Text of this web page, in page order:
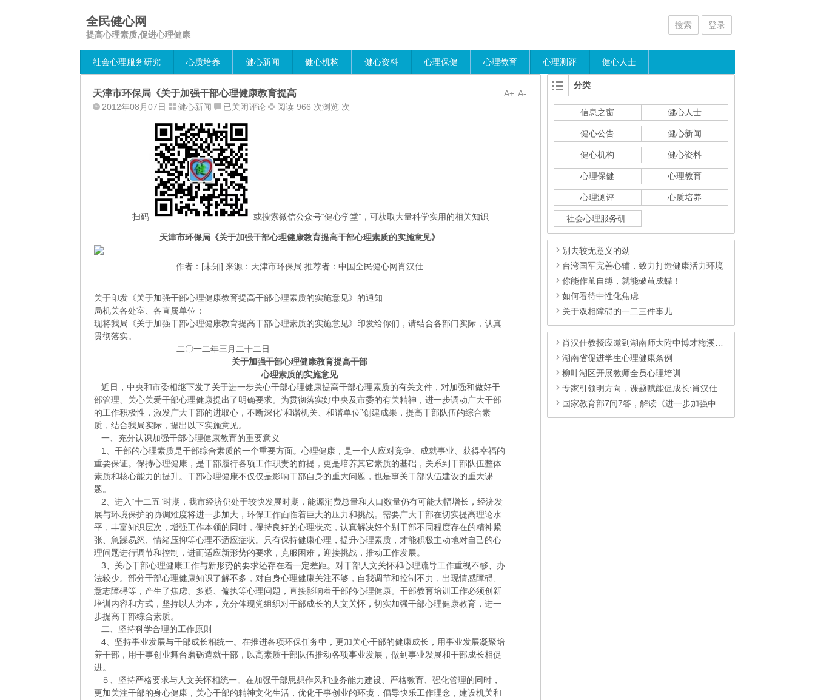
全民健心网
提高心理素质,促进心理健康
搜索 登录
社会心理服务研究 心质培养 健心新闻 健心机构 健心资料 心理保健 心理教育 心理测评 健心人士
A-
A+
天津市环保局《关于加强干部心理健康教育提高
2012年08月07日 健心新闻
天
市
环
保
局
《关
于
加
干
心
健
教
提
已关闭评论 阅读 966 次浏览 次
扫码 或搜索微信公众号“健心学堂”，可获取大量科学实用的相关知识
天津市环保局《关于加强干部心理健康教育提高干部心理素质的实施意见》
作者：[未知] 来源：天津市环保局 推荐者：中国全民健心网肖汉仕
关于印发《关于加强干部心理健康教育提高干部心理素质的实施意见》的通知
局机关各处室、各直属单位：
现将我局《关于加强干部心理健康教育提高干部心理素质的实施意见》印发给你们，请结合各部门实际，认真
贯彻落实。
二〇一二年三月二十二日
关于加强干部心理健康教育提高干部
心理素质的实施意见
近日，中央和市委相继下发了关于进一步关心干部心理健康提高干部心理素质的有关文件，对加强和做好干
部管理、关心关爱干部心理健康提出了明确要求。为贯彻落实好中央及市委的有关精神，进一步调动广大干部
的工作积极性，激发广大干部的进取心，不断深化“和谐机关、和谐单位”创建成果，提高干部队伍的综合素
质，结合我局实际，提出以下实施意见。
一、充分认识加强干部心理健康教育的重要意义
1、干部的心理素质是干部综合素质的一个重要方面。心理健康，是一个人应对竞争、成就事业、获得幸福的
重要保证。保持心理健康，是干部履行各项工作职责的前提，更是培养其它素质的基础，关系到干部队伍整体
素质和核心能力的提升。干部心理健康不仅仅是影响干部自身的重大问题，也是事关干部队伍建设的重大课
题。
2、进入“十二五”时期，我市经济仍处于较快发展时期，能源消费总量和人口数量仍有可能大幅增长，经济发
展与环境保护的协调难度将进一步加大，环保工作面临着巨大的压力和挑战。需要广大干部在切实提高理论水
平，丰富知识层次，增强工作本领的同时，保持良好的心理状态，认真解决好个别干部不同程度存在的精神紧
张、急躁易怒、情绪压抑等心理不适应症状。只有保持健康心理，提升心理素质，才能积极主动地对自己的心
理问题进行调节和控制，进而适应新形势的要求，克服困难，迎接挑战，推动工作发展。
3、关心干部心理健康工作与新形势的要求还存在着一定差距。对干部人文关怀和心理疏导工作重视不够、办
法较少。部分干部心理健康知识了解不多，对自身心理健康关注不够，自我调节和控制不力，出现情感障碍、
意志障碍等，产生了焦虑、多疑、偏执等心理问题，直接影响着干部的心理健康。干部教育培训工作必须创新
培训内容和方式，坚持以人为本，充分体现党组织对干部成长的人文关怀，切实加强干部心理健康教育，进一
步提高干部综合素质。
二、坚持科学合理的工作原则
4、坚持事业发展与干部成长相统一。在推进各项环保任务中，更加关心干部的健康成长，用事业发展凝聚培
养干部，用干事创业舞台磨砺造就干部，以高素质干部队伍推动各项事业发展，做到事业发展和干部成长相促
进。
５、坚持严格要求与人文关怀相统一。在加强干部思想作风和业务能力建设、严格教育、强化管理的同时，
更加关注干部的身心健康，关心干部的精神文化生活，优化干事创业的环境，倡导快乐工作理念，建设机关和
分类
信息之窗 健心人士
健心公告 健心新闻
健心机构 健心资料
心理保健 心理教育
心理测评 心质培养
别去较无意义的劲
台湾国军完善心辅，致力打造健康活力环境
你能作茧自缚，就能破茧成蝶！
如何看待中性化焦虑
关于双相障碍的一二三件事儿
肖汉仕教授应邀到湖南师大附中博才梅溪湖中学为教师开展健心讲座
湖南省促进学生心理健康条例
柳叶湖区开展教师全员心理培训
专家引领明方向，课题赋能促成长:肖汉仕到浏阳职中指导心育研究
国家教育部7问7答，解读《进一步加强中小学生心理健康工作十条措施》